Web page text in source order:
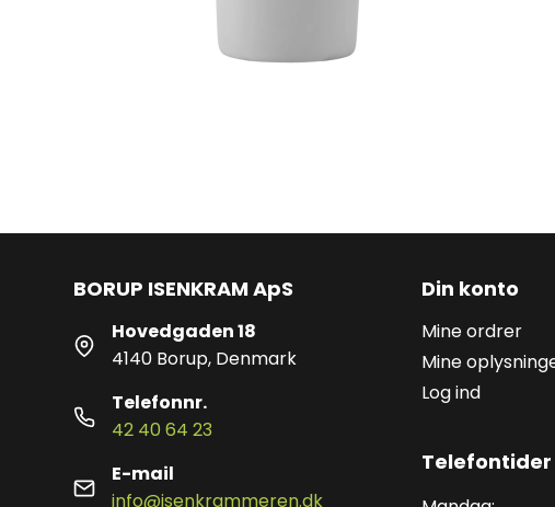
BORUP ISENKRAM ApS
Hovedgaden 18
4140 Borup, Denmark
Telefonnr.
42 40 64 23
E-mail
info@isenkrammeren.dk
Din konto
Mine ordrer
Mine
Log ind
Telefontider